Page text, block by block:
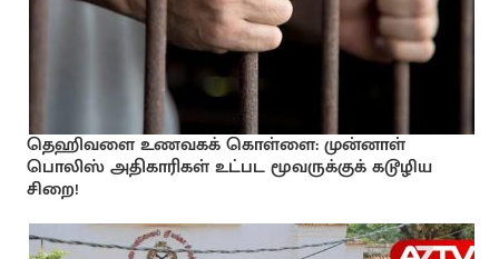
தெஹிவளை உணவகக் கொள்ளை: முன்னாள்
பொலிஸ் அதிகாரிகள் உட்பட மூவருக்குக் கடூழிய
சிறை!